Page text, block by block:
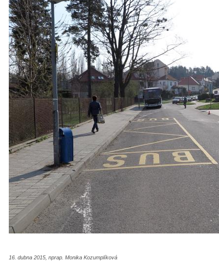
16. dubna 2015, nprap. Monika Kozumplíková